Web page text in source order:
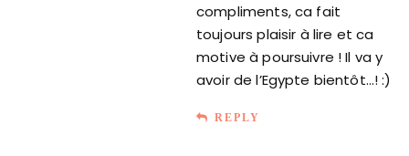
compliments, ca fait
toujours plaisir à lire et ca
motive à poursuivre ! Il va y
avoir de l’Egypte bientôt…! :)
REPLY